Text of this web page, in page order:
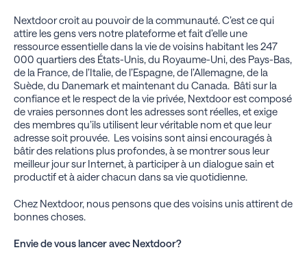
Nextdoor croit au pouvoir de la communauté. C’est ce qui
attire les gens vers notre plateforme et fait d’elle une
ressource essentielle dans la vie de voisins habitant les 247
000 quartiers des États-Unis, du Royaume-Uni, des Pays-Bas,
de la France, de l’Italie, de l’Espagne, de l’Allemagne, de la
Suède, du Danemark et maintenant du Canada. Bâti sur la
confiance et le respect de la vie privée, Nextdoor est composé
de vraies personnes dont les adresses sont réelles, et exige
des membres qu’ils utilisent leur véritable nom et que leur
adresse soit prouvée. Les voisins sont ainsi encouragés à
bâtir des relations plus profondes, à se montrer sous leur
meilleur jour sur Internet, à participer à un dialogue sain et
productif et à aider chacun dans sa vie quotidienne.
Chez Nextdoor, nous pensons que des voisins unis attirent de
bonnes choses.
Envie de vous lancer avec Nextdoor?